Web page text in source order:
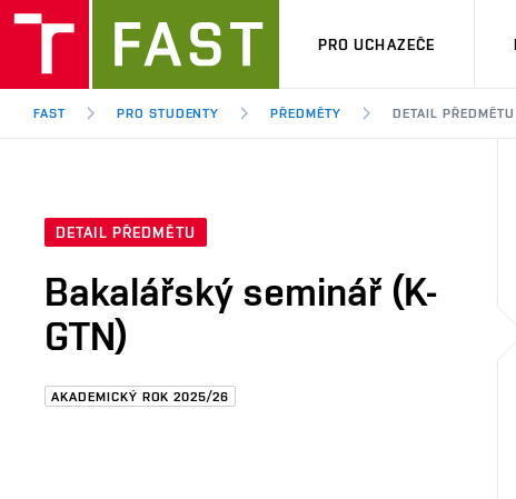
PRO UCHAZEČE
FAST PRO STUDENTY PŘEDMĚTY DETAIL PŘEDMĚTU
DETAIL PŘEDMĚTU
Bakalářský seminář (K-
GTN)
AKADEMICKÝ ROK 2025/26